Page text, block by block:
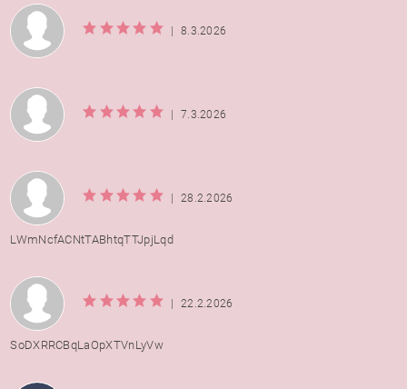
| 8.3.2026
| 7.3.2026
| 28.2.2026
LWmNcfACNtTABhtqTTJpjLqd
| 22.2.2026
SoDXRRCBqLaOpXTVnLyVw